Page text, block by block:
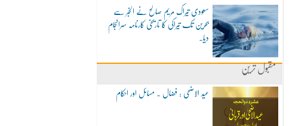
سعودی تیراک مریم صالح نے الخبر سے
بحرین تک تیراکی کا تاریخی کارنامہ سرانجام
دیا۔
مقبول ترین
عید الاضحی : فضال ۔ مسائل اور احکام